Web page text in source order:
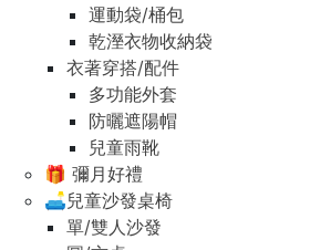
運動袋/桶包
乾溼衣物收納袋
衣著穿搭/配件
多功能外套
防曬遮陽帽
兒童雨靴
🎁 彌月好禮
🛋️兒童沙發桌椅
單/雙人沙發